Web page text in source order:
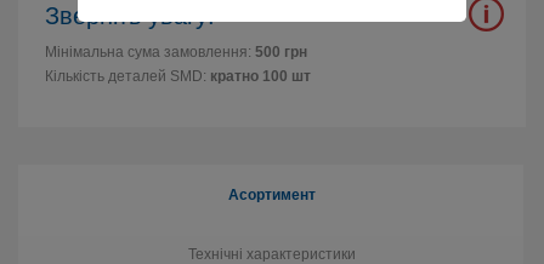
Зверніть увагу:
Мінімальна сума замовлення: 500 грн
Кількість деталей SMD: кратно 100 шт
Асортимент
Технічні характеристики